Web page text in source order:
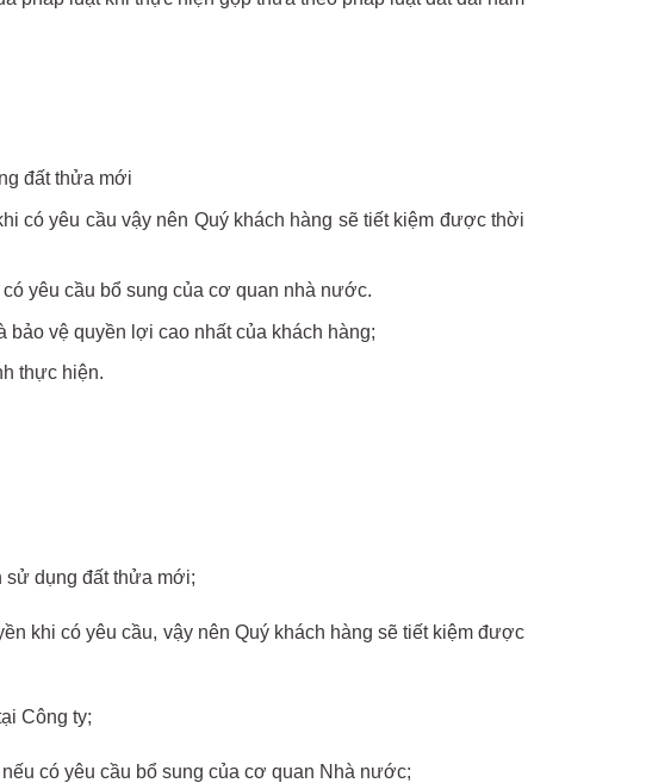
đất thửa mới
có yêu cầu vậy nên Quý khách hàng sẽ tiết kiệm được thời
yêu cầu bổ sung của cơ quan nhà nước.
bảo vệ quyền lợi cao nhất của khách hàng;
thực hiện.
sử dụng đất thửa mới;
khi có yêu cầu, vậy nên Quý khách hàng sẽ tiết kiệm được
Công ty;
có yêu cầu bổ sung của cơ quan Nhà nước;